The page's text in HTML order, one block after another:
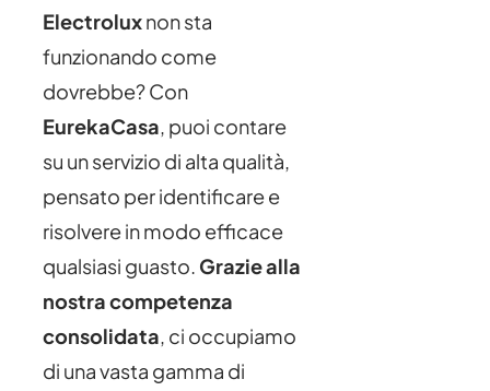
Electroluxnon sta
funzionando come
dovrebbe? Con
EurekaCasa, puoi contare
su un servizio di alta qualità,
pensato per identificare e
risolvere in modo efficace
qualsiasi guasto. Grazie alla
nostra competenza
consolidata, ci occupiamo
di una vasta gamma di